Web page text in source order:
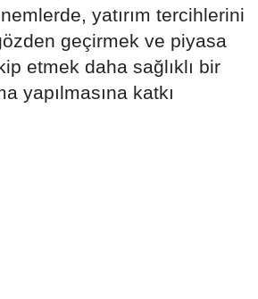
yatırım tercihlerini
geçirmek ve piyasa
etmek daha sağlıklı bir
yapılmasına katkı